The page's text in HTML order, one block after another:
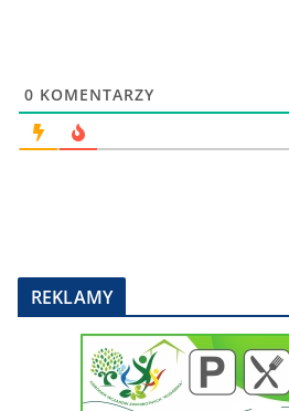
0 KOMENTARZY
REKLAMY